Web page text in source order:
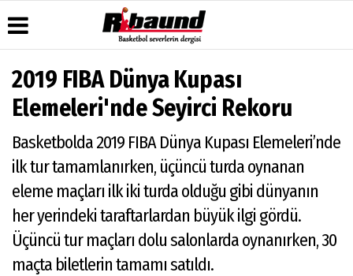
Üye Paneli
Haber
Arşivi
Arşivi
Hava
Durumu
Manşetleri
Anketler
Biyografiler
Köşe
Yazarları
Galeri
Foto
Galeri
İletişim
Çerez
Gizlilik
İlkeleri
2019 FIBA Dünya Kupası
Elemeleri'nde Seyirci Rekoru
Basketbolda 2019 FIBA Dünya Kupası Elemeleri’nde
ilk tur tamamlanırken, üçüncü turda oynanan
eleme maçları ilk iki turda olduğu gibi dünyanın
her yerindeki taraftarlardan büyük ilgi gördü.
Üçüncü tur maçları dolu salonlarda oynanırken, 30
maçta biletlerin tamamı satıldı.